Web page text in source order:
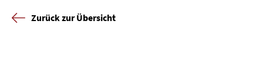
Zurück zur Übersicht